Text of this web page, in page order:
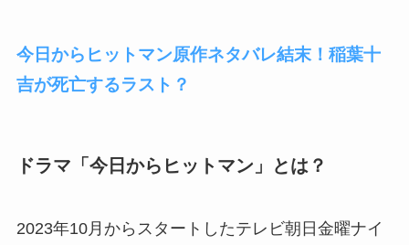
今日からヒットマン原作ネタバレ結末！稲葉十
吉が死亡するラスト？
ドラマ「今日からヒットマン」とは？
2023年10月からスタートしたテレビ朝日金曜ナイ